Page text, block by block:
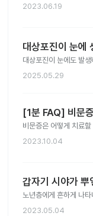
2023.06.19
대상포진이 눈에
대상포진이 눈에도 발
2025.05.29
[1분 FAQ] 비문
비문증은 어떻게 치료
2023.10.04
갑자기 시야가
노년층에게 흔하게 나
2023.05.04